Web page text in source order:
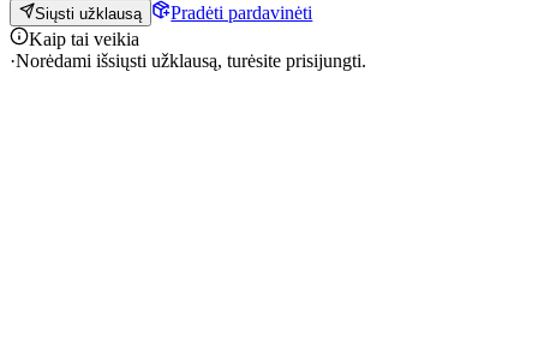
Siųsti užklausą
Pradėti pardavinėti
Kaip tai veikia
·Norėdami išsiųsti užklausą, turėsite prisijungti.